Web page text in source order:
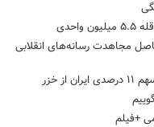
مجاهدت رسانه‌های انقلابی
خزر
+فیلم